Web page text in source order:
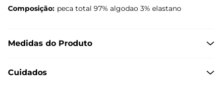
Composição: peca total 97% algodao 3% elastano
Medidas do Produto
Cuidados